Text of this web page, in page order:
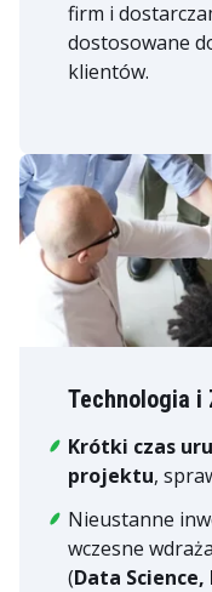
firm i
dostosowane
klientów.
Technologia i
Krótki czas
projektu,
Nieustanne
wczesne
(Data